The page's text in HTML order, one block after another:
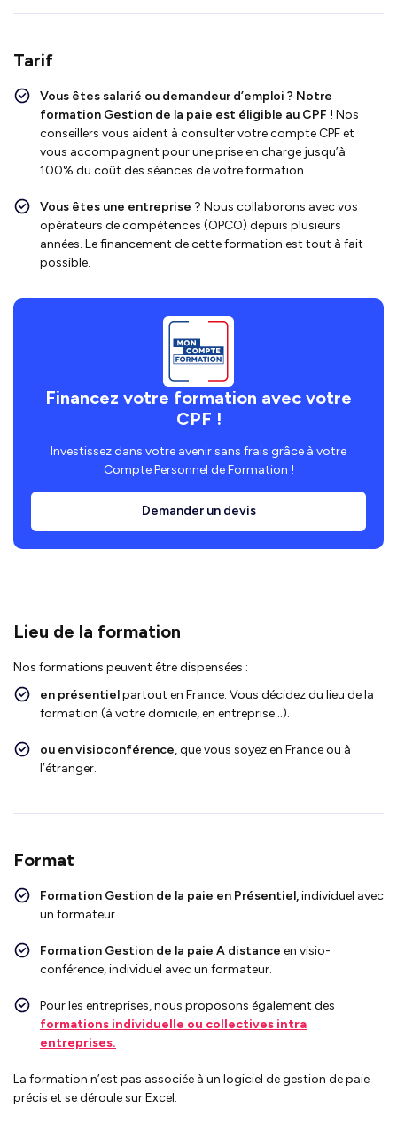
Tarif
Vous êtes salarié ou demandeur d’emploi ? Notre
formation Gestion de la paie est éligible au CPF ! Nos
conseillers vous aident à consulter votre compte CPF et
vous accompagnent pour une prise en charge jusqu’à
100% du coût des séances de votre formation.
Vous êtes une entreprise ? Nous collaborons avec vos
opérateurs de compétences (OPCO) depuis plusieurs
années. Le financement de cette formation est tout à fait
possible.
Financez votre formation avec votre
CPF !
Investissez dans votre avenir sans frais grâce à votre
Compte Personnel de Formation !
Demander un devis
Lieu de la formation
Nos formations peuvent être dispensées :
en présentielpartout en France. Vous décidez du lieu de la
formation (à votre domicile, en entreprise…).
ou en visioconférence, que vous soyez en France ou à
l’étranger.
Format
Formation Gestion de la paie en Présentiel,individuel avec
un formateur.
Formation Gestion de la paie A distance en visio-
conférence, individuel avec un formateur.
Pour les entreprises, nous proposons également des
formations individuelle ou collectives intra
entreprises.
La formation n’est pas associée à un logiciel de gestion de paie
précis et se déroule sur Excel.